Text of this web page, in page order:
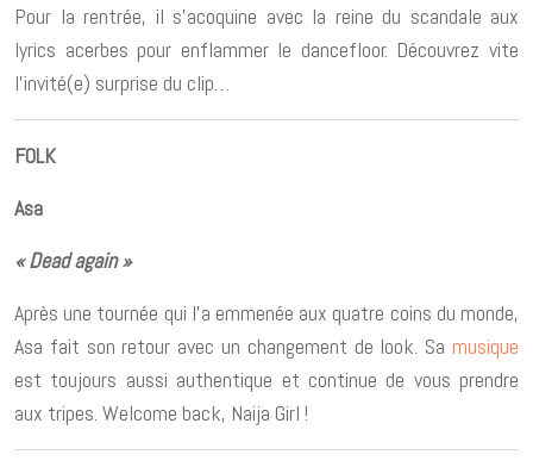
Pour la rentrée, il s’acoquine avec la reine du scandale aux
lyrics acerbes pour enflammer le dancefloor. Découvrez vite
l’invité(e) surprise du clip…
FOLK
Asa
« Dead again »
Après une tournée qui l’a emmenée aux quatre coins du monde,
Asa fait son retour avec un changement de look. Sa musique
est toujours aussi authentique et continue de vous prendre
aux tripes. Welcome back, Naija Girl !